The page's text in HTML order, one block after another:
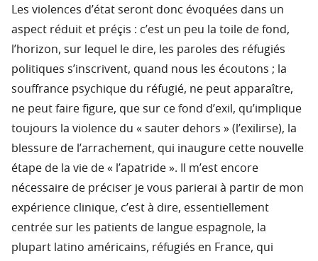
Les violences d’état seront donc évoquées dans un
aspect réduit et préçis : c’est un peu la toile de fond,
l’horizon, sur lequel le dire, les paroles des réfugiés
politiques s’inscrivent, quand nous les écoutons ; la
souffrance psychique du réfugié, ne peut apparaître,
ne peut faire figure, que sur ce fond d’exil, qu’implique
toujours la violence du « sauter dehors » (l’exilirse), la
blessure de l’arrachement, qui inaugure cette nouvelle
étape de la vie de « l’apatride ». Il m’est encore
nécessaire de préciser je vous parierai à partir de mon
expérience clinique, c’est à dire, essentiellement
centrée sur les patients de langue espagnole, la
plupart latino américains, réfugiés en France, qui